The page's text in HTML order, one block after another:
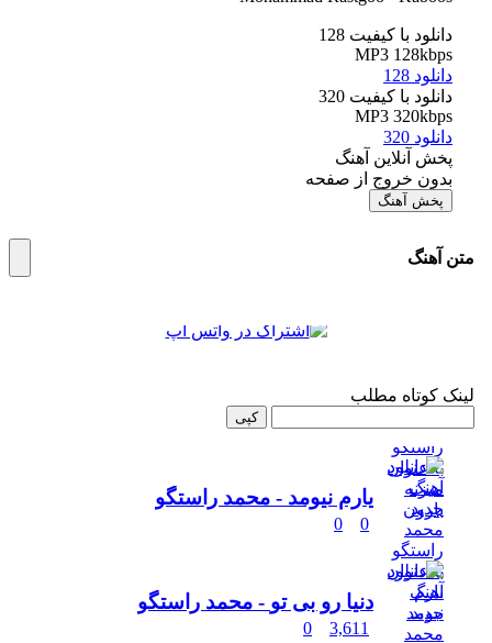
دانلود با کیفیت 128
MP3 128kbps
دانلود 128
دانلود با کیفیت 320
MP3 320kbps
دانلود 320
پخش آنلاین آهنگ
بدون خروج از صفحه
پخش آهنگ
اشتراک گذاری
لینک کوتاه مطلب
کپی
متن آهنگ
میزنه بارون
یارم نیومد - محمد راستگو
0
0
دنیا رو بی تو - محمد راستگو
3,611
0